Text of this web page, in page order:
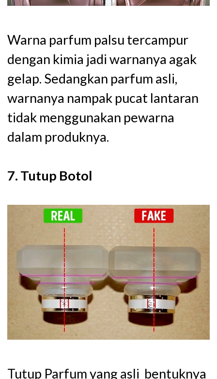
Warna parfum palsu tercampur
dengan kimia jadi warnanya agak
gelap. Sedangkan parfum asli,
warnanya nampak pucat lantaran
tidak menggunakan pewarna
dalam produknya.
7. Tutup Botol
Tutup Parfum yang asli bentuknya